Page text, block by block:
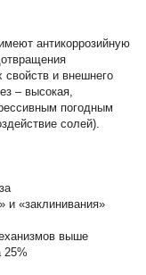
антикоррозийную
свойств и внешнего
– высокая,
погодным
солей).
и «заклинивания»
выше
25%